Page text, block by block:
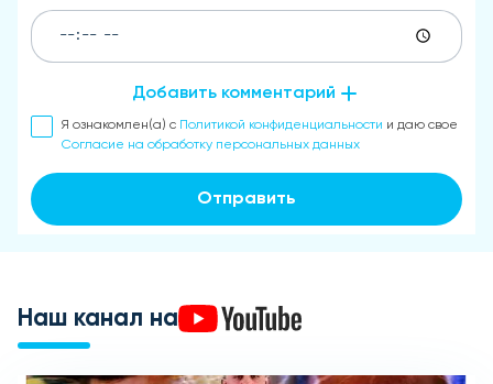
Добавить комментарий
Я ознакомлен(а) с Политикой конфиденциальности и даю свое
Согласие на обработку персональных данных
Отправить
Наш канал на